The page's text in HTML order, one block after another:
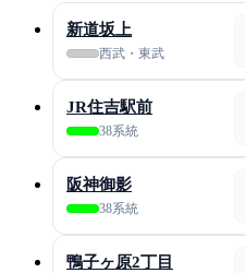
新道坂上
西武・東武
JR住吉駅前
38系統
阪神御影
38系統
鴨子ヶ原2丁目